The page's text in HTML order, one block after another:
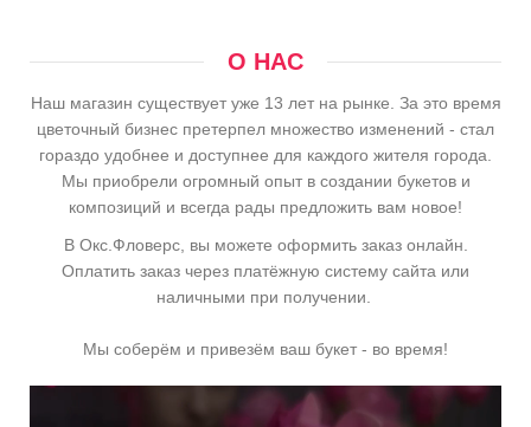
О НАС
Наш магазин существует уже 13 лет на рынке. За это время
цветочный бизнес претерпел множество изменений - стал
гораздо удобнее и доступнее для каждого жителя города.
Мы приобрели огромный опыт в создании букетов и
композиций и всегда рады предложить вам новое!
В Окс.Фловерс, вы можете оформить заказ онлайн.
Оплатить заказ через платёжную систему сайта или
наличными при получении.
Мы соберём и привезём ваш букет - во время!